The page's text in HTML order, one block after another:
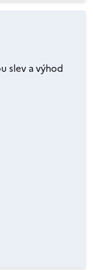
slev a výhod